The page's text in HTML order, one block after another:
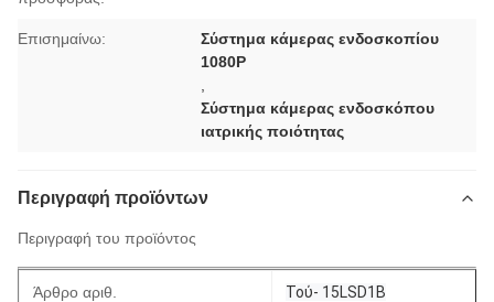
Επισημαίνω:
Σύστημα κάμερας ενδοσκοπίου
1080P
Σύστημα κάμερας ενδοσκόπου
ιατρικής ποιότητας
Περιγραφή προϊόντων
Περιγραφή του προϊόντος
Άρθρο αριθ. Τού- 15LSD1B